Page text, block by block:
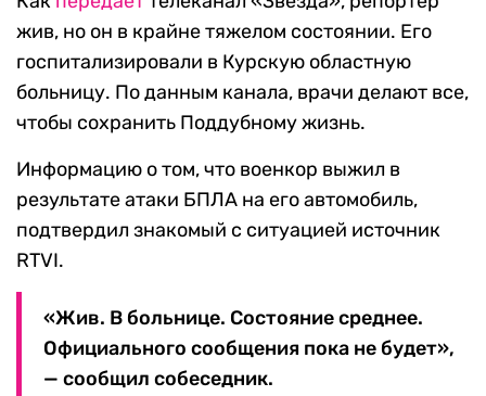
жив, но он в крайне тяжелом состоянии. Его
госпитализировали в Курскую областную
больницу. По данным канала, врачи делают все,
чтобы сохранить Поддубному жизнь.
Информацию о том, что военкор выжил в
результате атаки БПЛА на его автомобиль,
подтвердил знакомый с ситуацией источник
RTVI.
«Жив. В больнице. Состояние среднее.
Официального сообщения пока не будет»,
— сообщил собеседник.